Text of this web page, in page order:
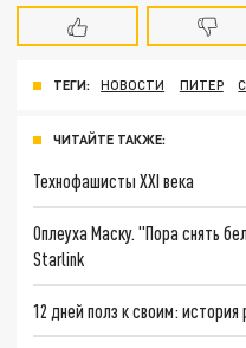
ТЕГИ: НОВОСТИ ПИТЕР
ЧИТАЙТЕ ТАКЖЕ:
Технофашисты XXI века
Оплеуха Маску. "Пора снять
Starlink
12 дней полз к своим: история